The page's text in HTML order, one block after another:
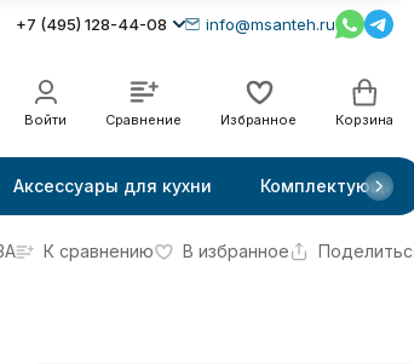
+7 (495) 128-44-08 info@msanteh.ru
Войти Сравнение Избранное Корзина
Аксессуары для кухни Комплектующие
К сравнению В избранное